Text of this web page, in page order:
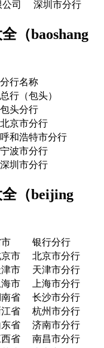
司 深圳市分行
（baoshang
分行名称
总行（包头）
包头分行
北京市分行
呼和浩特市分行
宁波市分行
深圳市分行
（beijing
银行分行
市
北京市分行
市
天津市分行
海市
上海市分行
省
长沙市分行
省
杭州市分行
省
济南市分行
省
南昌市分行